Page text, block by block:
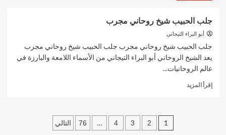
السحر
جلب
الحبيب
للزواج
بك
جلب الحبيب شيخ روحاني مجرب
أبو البراء التيجاني
جلب الحبيب شيخ روحاني مجرب جلب الحبيب شيخ روحاني مجرب
يعد الشيخ الروحاني أبو البراء التيجاني من الأسماء اللامعة والبارزة في
عالم الروحانيات...
إقرأ المزيد
تعدد
1
2
3
4
…
76 التالي